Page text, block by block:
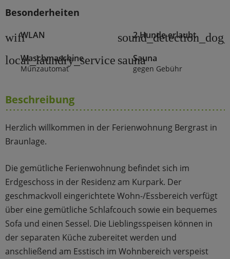
Besonderheiten
wifiWLAN 2 Hunde erlaubt
local_laundry_service
Waschmaschine
Münzautomat
saunaSauna
gegen Gebühr
Beschreibung
Herzlich willkommen in der Ferienwohnung Bergrast in
Braunlage.
Die gemütliche Ferienwohnung befindet sich im
Erdgeschoss in der Residenz am Kurpark. Der
geschmackvoll eingerichtete Wohn-/Essbereich verfügt
über eine gemütliche Schlafcouch sowie ein bequemes
Sofa und einen Sessel. Die Lieblingsspeisen können in
der separaten Küche zubereitet werden und
anschließend am Esstisch im Wohnbereich verspeist